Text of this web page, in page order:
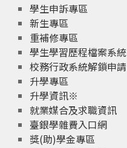
學生申訴專區
新生專區
重補修專區
學生學習歷程檔案系統
校務行政系統解鎖申請
升學專區
升學資訊※
就業媒合及求職資訊
臺銀學雜費入口網
獎(助)學金專區